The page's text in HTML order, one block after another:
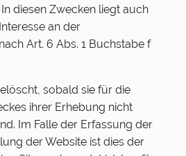
diesen Zwecken liegt auch
an der
Art. 6 Abs. 1 Buchstabe f
sobald sie für die
ihrer Erhebung nicht
Im Falle der Erfassung der
der Website ist dies der